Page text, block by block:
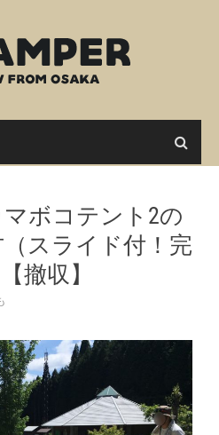
マボコテント2の
スライド付！完
撤収】